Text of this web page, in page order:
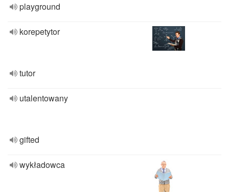
playground
korepetytor
tutor
utalentowany
gifted
wykładowca